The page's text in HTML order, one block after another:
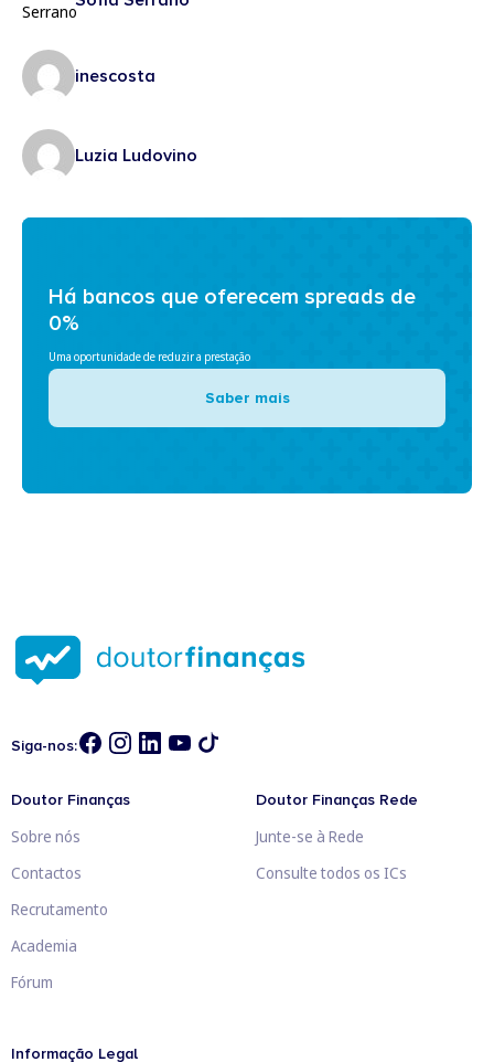
inescosta
Luzia Ludovino
Há bancos que oferecem spreads de
0%
Uma oportunidade de reduzir a prestação
Saber mais
Siga-nos:
Doutor Finanças
Sobre nós
Contactos
Recrutamento
Academia
Fórum
Doutor Finanças Rede
Junte-se à Rede
Consulte todos os ICs
Informação Legal